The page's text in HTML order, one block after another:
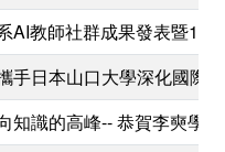
AI教師社群成果發表暨
手日本山口大學深化國際
知識的高峰-- 恭賀李奭學